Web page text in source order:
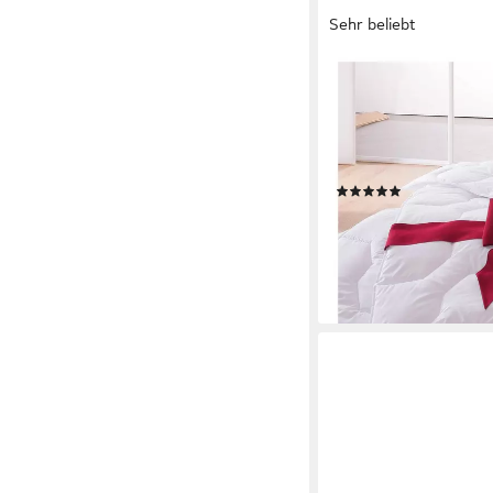
Sehr beliebt
Microfaserbettdecke
Winter, inkl. 1 Gratis-
Polyester,
weitere Größen, Decke
(1671)
ab 31,99 € 79,80 €
-60%
lieferbar - in 6-7